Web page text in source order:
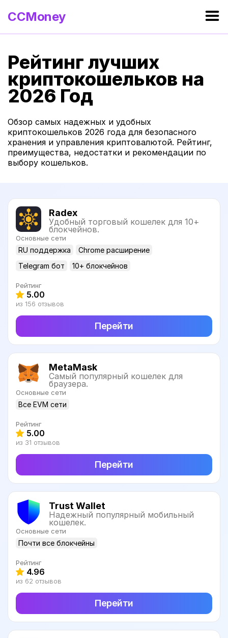
CCMoney
Рейтинг лучших
криптокошельков на
2026 Год
Обзор самых надежных и удобных
криптокошельков 2026 года для безопасного
хранения и управления криптовалютой. Рейтинг,
преимущества, недостатки и рекомендации по
выбору кошельков.
Radex
Удобный торговый кошелек для 10+
блокчейнов.
Основные сети
RU поддержка
Chrome расширение
Telegram бот
10+ блокчейнов
Рейтинг
5.00
из 156 отзывов
Перейти
MetaMask
Самый популярный кошелек для
браузера.
Основные сети
Все EVM сети
Рейтинг
5.00
из 31 отзывов
Перейти
Trust Wallet
Надежный популярный мобильный
кошелек.
Основные сети
Почти все блокчейны
Рейтинг
4.96
из 62 отзывов
Перейти